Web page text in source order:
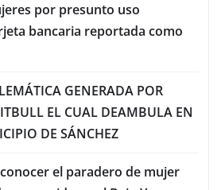
por presunto uso
bancaria reportada como
GENERADA POR
EL CUAL DEAMBULA EN
DE SÁNCHEZ
el paradero de mujer